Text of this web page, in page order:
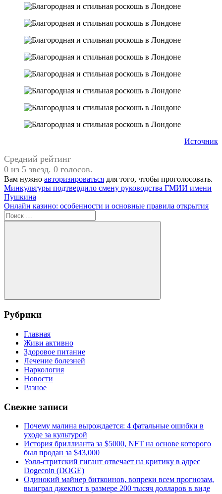
Источник
Средний рейтинг
0 из 5 звезд. 0 голосов.
Вам нужно авторизироваться для того, чтобы проголосовать.
английский
стиль
Навигация
по
записям
Предыдущая
запись:
Минкультуры подтвердило смену руководства ГМИИ имени
Пушкина
Следующая
запись:
Онлайн казино: особенности и основные правила открытия
Поиск
для:
Поиск
Рубрики
Главная
Живи активно
Здоровое питание
Лечение болезней
Наркология
Новости
Разное
Свежие записи
Почему малина вырождается: 4 фатальные ошибки в
уходе за культурой
История бриллианта за $5000, NFT на основе которого
был продан за $43,000
Уолл-стритский гигант отвечает на критику в адрес
Dogecoin (DOGE)
Одинокий майнер биткоинов, вопреки всем прогнозам,
выиграл джекпот в размере 200 тысяч долларов в виде